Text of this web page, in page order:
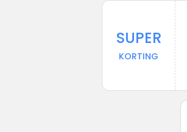
SUPER
KORTING